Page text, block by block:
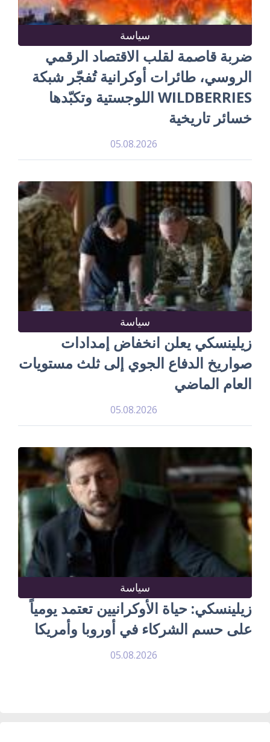
سياسة
ضربة قاصمة لقلب الاقتصاد الرقمي
الروسي، طائرات أوكرانية تُفجّر شبكة
WILDBERRIES اللوجستية وتكبّدها
خسائر تاريخية
05.08.2026
سياسة
زيلينسكي يعلن انخفاض إمدادات
صواريخ الدفاع الجوي إلى ثلث مستويات
العام الماضي
05.08.2026
سياسة
زيلينسكي: حياة الأوكرانيين تعتمد يومياً
على حسم الشركاء في أوروبا وأمريكا
05.08.2026